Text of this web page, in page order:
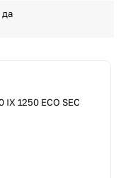
да
1250 ECO SEC